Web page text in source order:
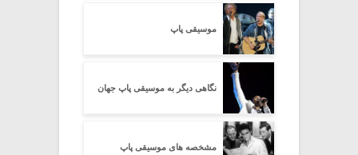
موسیقی پاپ
نگاهی دیگر به موسیقی پاپ جهان
مشخصه های موسیقی پاپ